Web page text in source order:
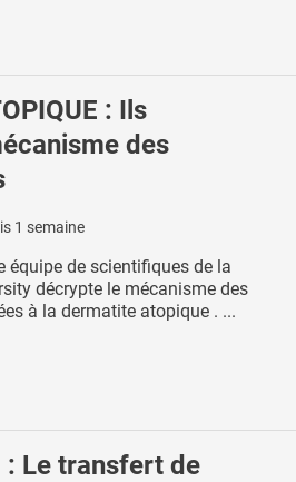
: Ils
des
1 semaine
équipe de scientifiques de la
décrypte le mécanisme des
à la dermatite atopique . ...
: Le transfert de